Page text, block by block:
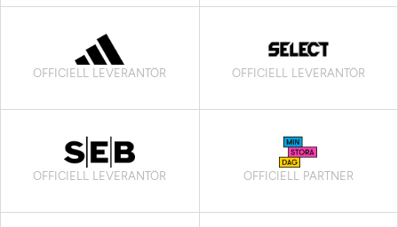
OFFICIELL LEVERANTÖR OFFICIELL LEVERANTÖR
OFFICIELL LEVERANTÖR OFFICIELL PARTNER